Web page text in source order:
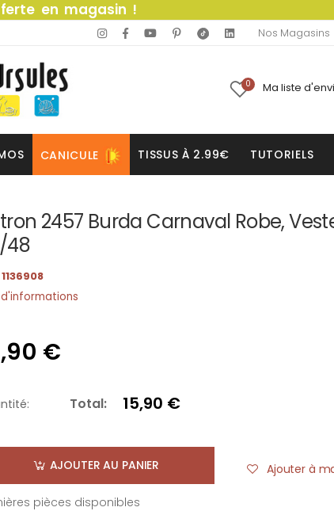
en magasin !
Nos Magasins
0 Ma liste
CANICULE TISSUS À 2.99€ TUTORIELS
2457 Burda Carnaval Robe,
48
d'informations
€
Total: 15,90 €
AJOUTER AU PANIER Ajouter à
pièces disponibles